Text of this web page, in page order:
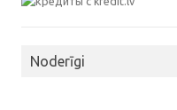
Noderīgi